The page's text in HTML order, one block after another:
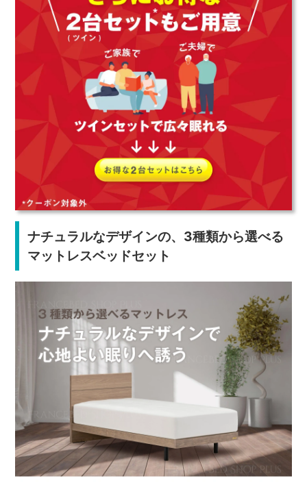
ナチュラルなデザインの、3種類から選べる
マットレスベッドセット